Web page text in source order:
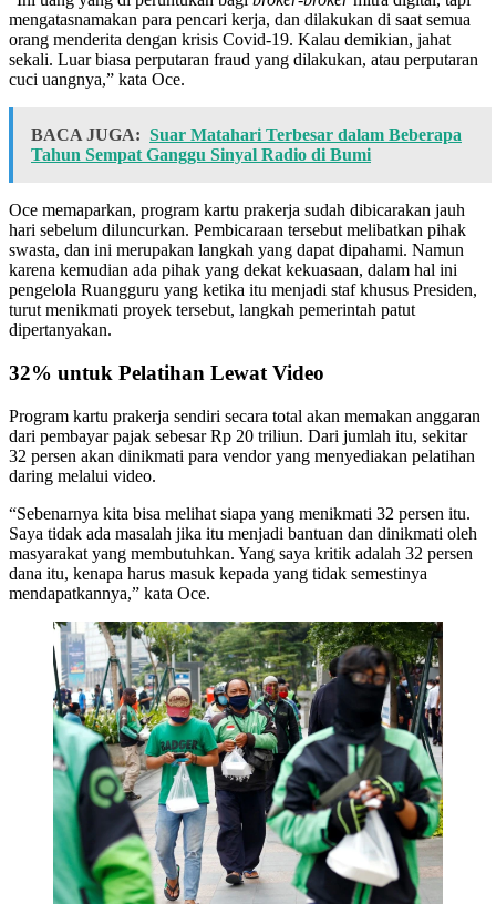
mengatasnamakan para pencari kerja, dan dilakukan di saat semua
orang menderita dengan krisis Covid-19. Kalau demikian, jahat
sekali. Luar biasa perputaran fraud yang dilakukan, atau perputaran
cuci uangnya,” kata Oce.
BACA JUGA: Suar Matahari Terbesar dalam Beberapa
Tahun Sempat Ganggu Sinyal Radio di Bumi
Oce memaparkan, program kartu prakerja sudah dibicarakan jauh
hari sebelum diluncurkan. Pembicaraan tersebut melibatkan pihak
swasta, dan ini merupakan langkah yang dapat dipahami. Namun
karena kemudian ada pihak yang dekat kekuasaan, dalam hal ini
pengelola Ruangguru yang ketika itu menjadi staf khusus Presiden,
turut menikmati proyek tersebut, langkah pemerintah patut
dipertanyakan.
32% untuk Pelatihan Lewat Video
Program kartu prakerja sendiri secara total akan memakan anggaran
dari pembayar pajak sebesar Rp 20 triliun. Dari jumlah itu, sekitar
32 persen akan dinikmati para vendor yang menyediakan pelatihan
daring melalui video.
“Sebenarnya kita bisa melihat siapa yang menikmati 32 persen itu.
Saya tidak ada masalah jika itu menjadi bantuan dan dinikmati oleh
masyarakat yang membutuhkan. Yang saya kritik adalah 32 persen
dana itu, kenapa harus masuk kepada yang tidak semestinya
mendapatkannya,” kata Oce.